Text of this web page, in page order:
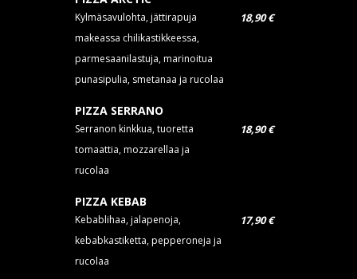
Kylmäsavulohta, jättirapuja
makeassa chilikastikkeessa,
parmesaanilastuja, marinoitua
punasipulia, smetanaa ja rucolaa
18,90 €
PIZZA SERRANO
Serranon kinkkua, tuoretta
tomaattia, mozzarellaa ja
rucolaa
18,90 €
PIZZA KEBAB
Kebablihaa, jalapenoja,
kebabkastiketta, pepperoneja ja
rucolaa
17,90 €